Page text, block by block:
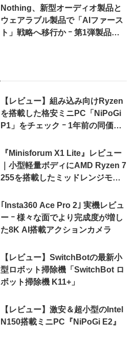
Nothing、新型オーディオ製品と
ウェアラブル製品で「AIファース
ト」戦略へ移行か ｰ 第1弾製品は
【レビュー】組み込み向けRyzen
を搭載した格安ミニPC「NiPoGi
P1」をチェック ｰ 1年前の同価格
『Minisforum X1 Lite』レビュー
｜小型軽量ボディにAMD Ryzen 7
255を搭載したミッドレンジモデ
｢Insta360 Ace Pro 2｣ 実機レビュ
ー ｰ 様々な面でより完成度が増し
た8K AI搭載アクションカメラ
【レビュー】SwitchBotの最新小
型ロボット掃除機「SwitchBot ロ
ボット掃除機 K11+」
【レビュー】激安＆超小型のIntel
N150搭載ミニPC『NiPoGi E2』